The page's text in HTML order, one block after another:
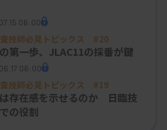
準化のために制定される
規格との整合性が求めら
15189の要求事項で使
の翻訳を正確に落とし込
の要求事項の理解を
解説も併せて示される予
06:00
査技師必見トピックス #20
第一歩、JLAC11の採番が鍵
06:00
査技師必見トピックス #19
存在感を示せるのか 日臨技
の役割